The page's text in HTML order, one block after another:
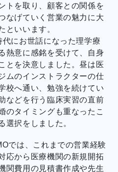
トを取り、顧客との関係を
なげていく営業の魅力に大
といいます。
にお世話になった理学療
熱意に感銘を受けて、自身
とを決意しました。昼は医
ムのインストラクターの仕
校へ通い、勉強を続けてい
などを行う臨床実習の直前
のタイミングも重なったこ
選択をしました。
では、これまでの営業経験
応から医療機関の新規開拓
関費用の見積書作成や先生